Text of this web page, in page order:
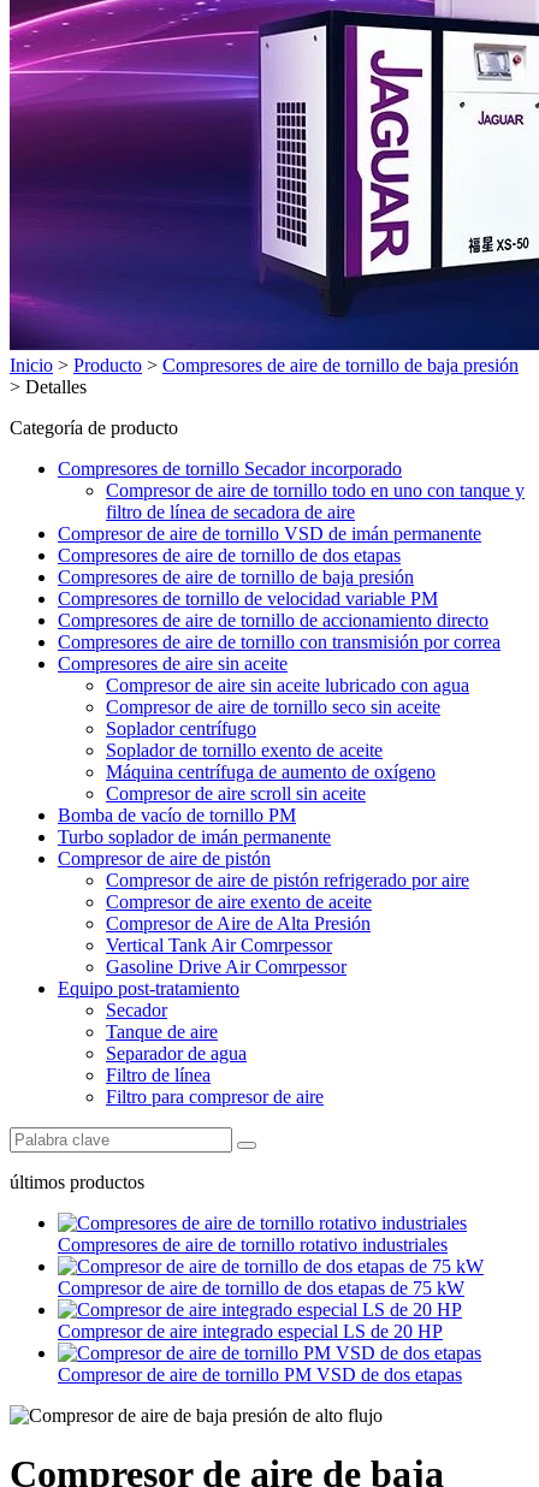
Inicio > Producto > Compresores de aire de tornillo de baja presión
> Detalles
Categoría de producto
Compresores de tornillo Secador incorporado
Compresor de aire de tornillo todo en uno con tanque y
filtro de línea de secadora de aire
Compresor de aire de tornillo VSD de imán permanente
Compresores de aire de tornillo de dos etapas
Compresores de aire de tornillo de baja presión
Compresores de tornillo de velocidad variable PM
Compresores de aire de tornillo de accionamiento directo
Compresores de aire de tornillo con transmisión por correa
Compresores de aire sin aceite
Compresor de aire sin aceite lubricado con agua
Compresor de aire de tornillo seco sin aceite
Soplador centrífugo
Soplador de tornillo exento de aceite
Máquina centrífuga de aumento de oxígeno
Compresor de aire scroll sin aceite
Bomba de vacío de tornillo PM
Turbo soplador de imán permanente
Compresor de aire de pistón
Compresor de aire de pistón refrigerado por aire
Compresor de aire exento de aceite
Compresor de Aire de Alta Presión
Vertical Tank Air Comrpessor
Gasoline Drive Air Comrpessor
Equipo post-tratamiento
Secador
Tanque de aire
Separador de agua
Filtro de línea
Filtro para compresor de aire
últimos productos
Compresores de aire de tornillo rotativo industriales
Compresor de aire de tornillo de dos etapas de 75 kW
Compresor de aire integrado especial LS de 20 HP
Compresor de aire de tornillo PM VSD de dos etapas
Compresor de aire de baja